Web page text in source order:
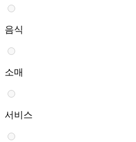
음식
소매
서비스